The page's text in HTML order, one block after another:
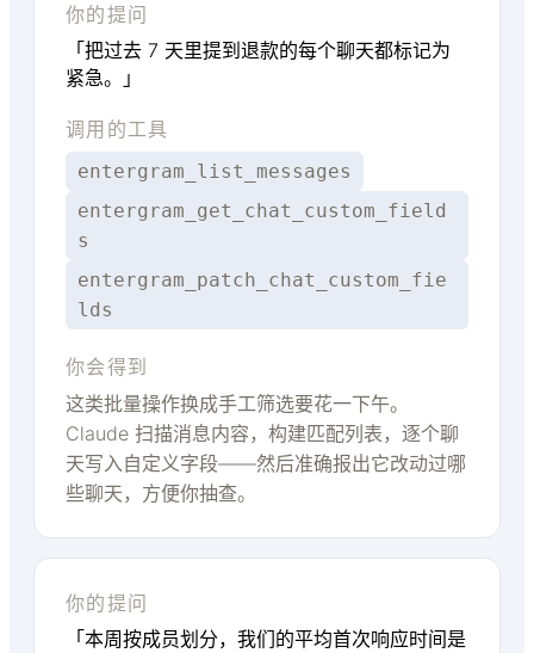
你的提问
「把过去 7 天里提到退款的每个聊天都标记为
紧急。」
调用的工具
entergram_list_messages
entergram_get_chat_custom_field
s
entergram_patch_chat_custom_fie
lds
你会得到
这类批量操作换成手工筛选要花一下午。
Claude 扫描消息内容，构建匹配列表，逐个聊
天写入自定义字段——然后准确报出它改动过哪
些聊天，方便你抽查。
你的提问
「本周按成员划分，我们的平均首次响应时间是